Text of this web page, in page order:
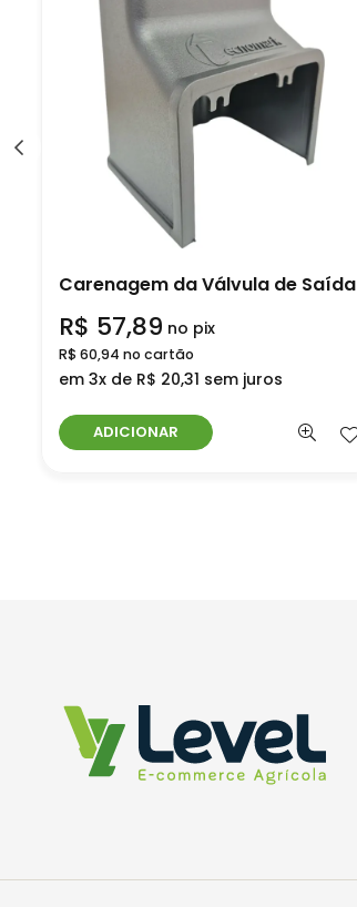
Carenagem da Válvula de Saída
R$ 57,89 no pix
R$ 60,94 no cartão
em 3x de R$ 20,31 sem juros
ADICIONAR